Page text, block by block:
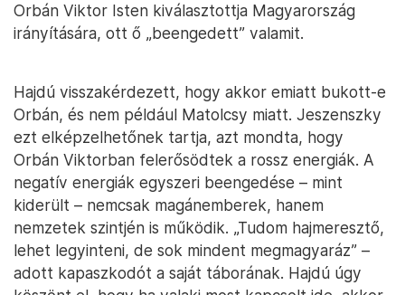
Orbán Viktor Isten kiválasztottja Magyarország
irányítására, ott ő „beengedett” valamit.
Hajdú visszakérdezett, hogy akkor emiatt bukott-e
Orbán, és nem például Matolcsy miatt. Jeszenszky
ezt elképzelhetőnek tartja, azt mondta, hogy
Orbán Viktorban felerősödtek a rossz energiák. A
negatív energiák egyszeri beengedése – mint
kiderült – nemcsak magánemberek, hanem
nemzetek szintjén is működik. „Tudom hajmeresztő,
lehet legyinteni, de sok mindent megmagyaráz” –
adott kapaszkodót a saját táborának. Hajdú úgy